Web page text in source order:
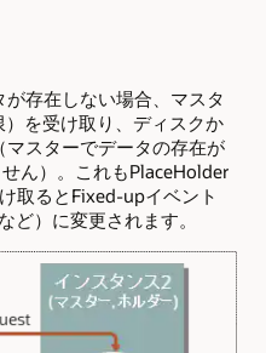
存在しない場合、 マスタ
を受け取り、ディスクか
スターでデータの存在が
ん）。これもPlaceHolder
取るとFixed-upイベント
ど）に変更されます。